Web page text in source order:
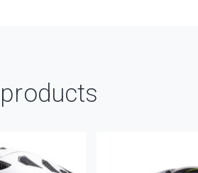
products